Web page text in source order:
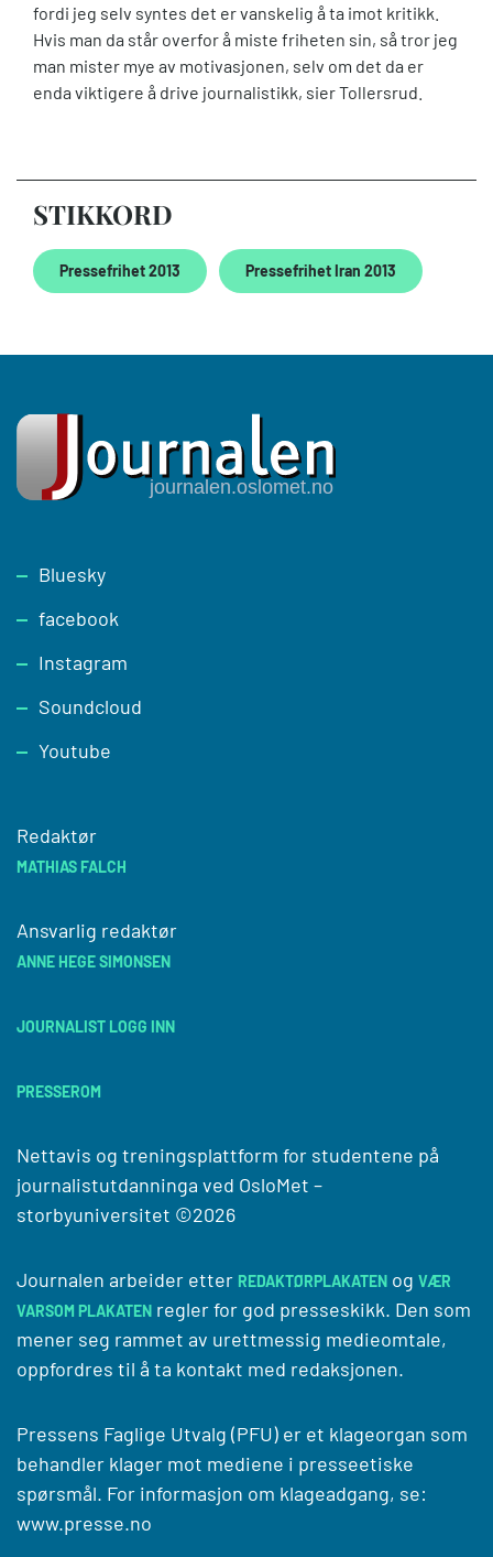
fordi jeg selv syntes det er vanskelig å ta imot kritikk.
Hvis man da står overfor å miste friheten sin, så tror jeg
man mister mye av motivasjonen, selv om det da er
enda viktigere å drive journalistikk, sier Tollersrud.
STIKKORD
Pressefrihet 2013 Pressefrihet Iran 2013
Footer
Bluesky
facebook
Instagram
Soundcloud
Youtube
Redaktør
MATHIAS FALCH
Ansvarlig redaktør
ANNE HEGE SIMONSEN
JOURNALIST LOGG INN
PRESSEROM
Nettavis og treningsplattform for studentene på
journalistutdanninga ved OsloMet –
storbyuniversitet ©2026
Journalen arbeider etter REDAKTØRPLAKATEN og VÆR
VARSOM PLAKATEN regler for god presseskikk. Den som
mener seg rammet av urettmessig medieomtale,
oppfordres til å ta kontakt med redaksjonen.
Pressens Faglige Utvalg (PFU) er et klageorgan som
behandler klager mot mediene i presseetiske
spørsmål. For informasjon om klageadgang, se:
www.presse.no